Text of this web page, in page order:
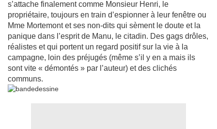
s’attache finalement comme Monsieur Henri, le
propriétaire, toujours en train d’espionner à leur fenêtre ou
Mme Mortemont et ses non-dits qui sèment le doute et la
panique dans l’esprit de Manu, le citadin. Des gags drôles,
réalistes et qui portent un regard positif sur la vie à la
campagne, loin des préjugés (même s’il y en a mais ils
sont vite « démontés » par l’auteur) et des clichés
communs.